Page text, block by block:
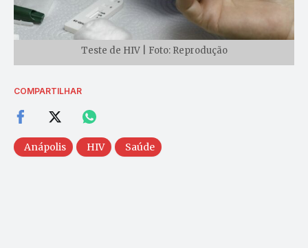
Teste de HIV | Foto: Reprodução
COMPARTILHAR
Anápolis HIV Saúde